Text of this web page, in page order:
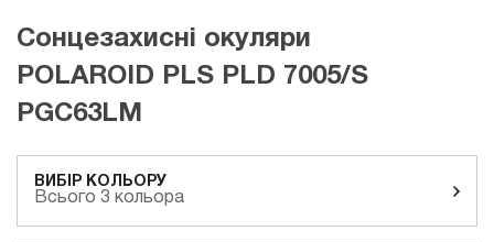
Сонцезахисні окуляри
POLAROID PLS PLD 7005/S
PGC63LM
ВИБІР КОЛЬОРУ
Всього 3 кольора